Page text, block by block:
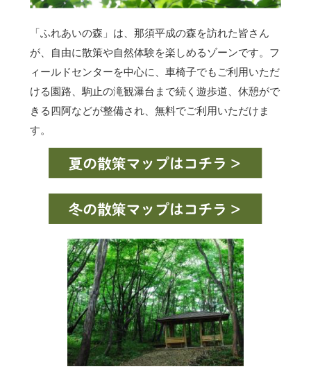
「ふれあいの森」は、那須平成の森を訪れた皆さん
が、自由に散策や自然体験を楽しめるゾーンです。フ
ィールドセンターを中心に、車椅子でもご利用いただ
ける園路、駒止の滝観瀑台まで続く遊歩道、休憩がで
きる四阿などが整備され、無料でご利用いただけま
す。